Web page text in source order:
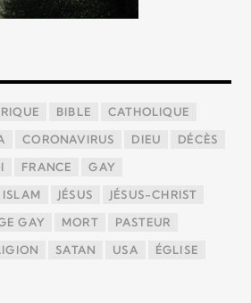
BIBLE CATHOLIQUE
CORONAVIRUS DIEU DÉCÈS
FRANCE GAY
ISLAM JÉSUS JÉSUS-CHRIST
GAY MORT PASTEUR
SATAN USA ÉGLISE